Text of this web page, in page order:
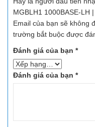
MGBLH1 1000BASE-LH
Email của bạn sẽ không
trường bắt buộc được
Đánh giá của bạn *
Đánh giá của bạn *